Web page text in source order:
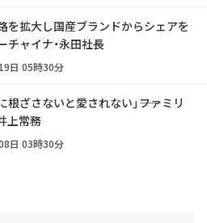
を拡大し国産ブランドからシェアを
ーチャイナ・永田社長
日 05時30分
根ざさないと愛されない」――ファミリ
上常務
日 03時30分